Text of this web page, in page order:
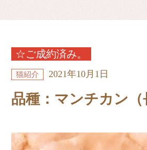
☆ご成約済み。
猫紹介 2021年10月1日
品種：マンチカン（